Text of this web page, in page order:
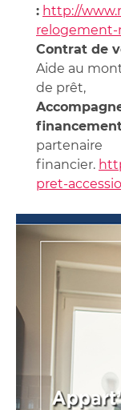
: http://
relogement-
Contrat de
Aide au
de prêt,
partenaire
financier.
pret-